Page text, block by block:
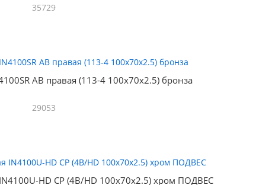
35729
AB правая (113-4 100х70х2.5) бронза
29053
HD CP (4B/HD 100х70х2.5) хром ПОДВЕС